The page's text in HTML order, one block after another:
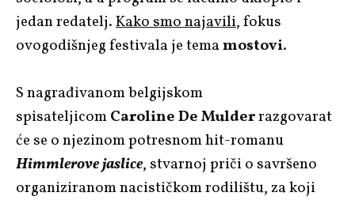
jedan redatelj.Kako smo najavili, fokus
ovogodišnjeg festivala je temamostovi.
S nagrađivanom belgijskom
spisateljicomCaroline De Mulderrazgovarat
će se o njezinom potresnom hit-romanu
Himmlerove jaslice, stvarnoj priči o savršeno
organiziranom nacističkom rodilištu, za koji